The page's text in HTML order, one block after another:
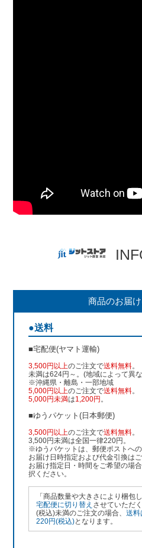
商品のお届
●送料
■宅配便(ヤマト運輸)
3,500円以上のご注文で送料無料。
未満は624円～。(地域によって異
※沖縄県・離島・一部地域
5,000円以上のご注文で送料無料。
5,000円未満は1,200円 。
■ゆうパケット(日本郵便)
3,500円以上のご注文で送料無料。
3,500円未満は全国一律220円。
※ゆうパケットは、郵便ポストへの
お届け日時指定および代金引換は
お届け指定日・時間をご希望の場
択ください。
「商品数量や大きさにより梱包
宅配便に切り替え させていただ
(税込)未満のご注文の場合、送料
220円(税込)となります。